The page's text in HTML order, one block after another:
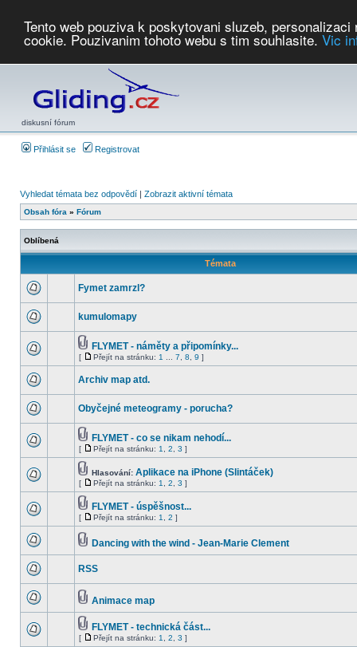
Tento web pouziva k poskytovani sluzeb,
cookie. Pouzivanim tohoto webu s tim souhlasite. Vic
diskusní fórum
Přihlásit se Registrovat
Vyhledat témata bez odpovědí | Zobrazit aktivní témata
Obsah fóra » Fórum
Oblíbená
Témata
Fymet zamrzl?
kumulomapy
FLYMET - náměty a připomínky...
[ Přejít na stránku: 1 7 8 9 ]
Archiv map atd.
Obyčejné meteogramy - porucha?
FLYMET - co se nikam nehodí...
[ Přejít na stránku: 1 2 3 ]
Hlasování: Aplikace na iPhone (Slintáček)
[ Přejít na stránku: 1 2 3 ]
FLYMET - úspěšnost...
[ Přejít na stránku: 1 2 ]
Dancing with the wind - Jean-Marie Clement
RSS
Animace map
FLYMET - technická část...
[ Přejít na stránku: 1 2 3 ]